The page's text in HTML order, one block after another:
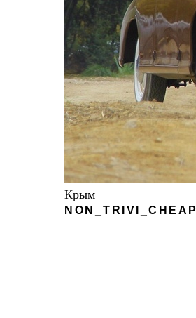
Крым
NON_TRIVI_CHEAP